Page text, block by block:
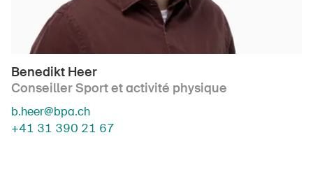
Benedikt Heer
Conseiller Sport et activité physique
b.heer@bpa.ch
+41 31 390 21 67